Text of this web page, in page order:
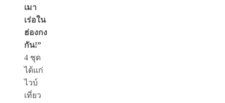
เมา
เร่อใน
ฮ่องกง
กัน!”
4 ชุด
ได้แก่
ไวบ์
เที่ยว